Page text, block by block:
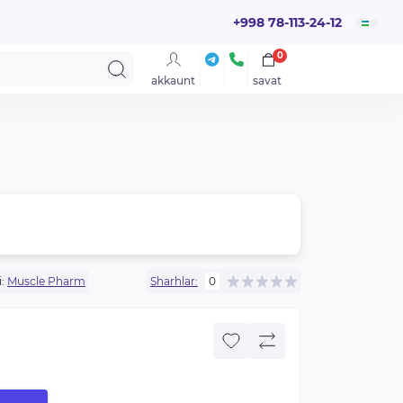
+998 78-113-24-12
akkaunt savat
0
Muscle Pharm Sharhlar: 0